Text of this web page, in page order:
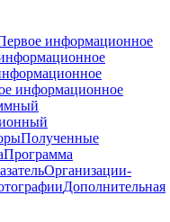
информационное
информационное
Полученные
Программа
Организации-
Дополнительная